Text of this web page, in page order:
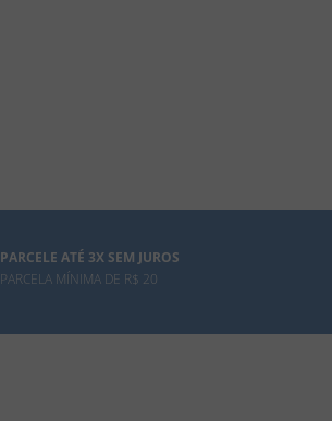
PARCELE ATÉ 3X SEM JUROS
PARCELA MÍNIMA DE R$ 20